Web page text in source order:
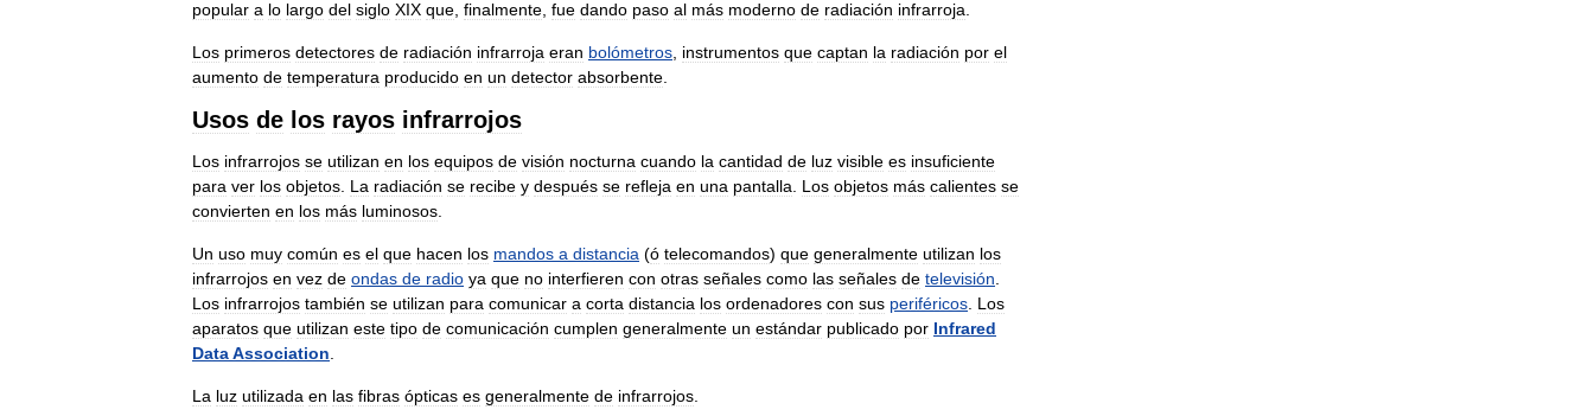
popular a lo largo del siglo XIX que finalmente fue dando paso al más moderno de radiación infrarroja
Los primeros detectores de radiación infrarroja eran bolómetros instrumentos que captan la radiación por el
aumento de temperatura producido en un detector absorbente
Usos de los rayos infrarrojos
Los infrarrojos se utilizan en los equipos de visión nocturna cuando la cantidad de luz visible es insuficiente
para ver los objetos La radiación se recibe y después se refleja en una pantalla Los objetos más calientes se
convierten en los más luminosos
Un uso muy común es el que hacen los mandos a distancia (ó telecomandos) que generalmente utilizan los
infrarrojos en vez de ondas de radio ya que no interfieren con otras señales como las señales de televisión
Los infrarrojos también se utilizan para comunicar a corta distancia los ordenadores con sus periféricos Los
aparatos que utilizan este tipo de comunicación cumplen generalmente un estándar publicado por Infrared
DataAssociation
La luz utilizada en las fibras ópticas es generalmente de infrarrojos